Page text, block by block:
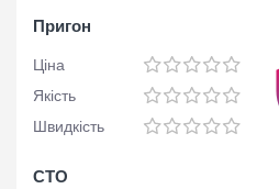
Пригон
Ціна
Якість
Швидкість
СТО